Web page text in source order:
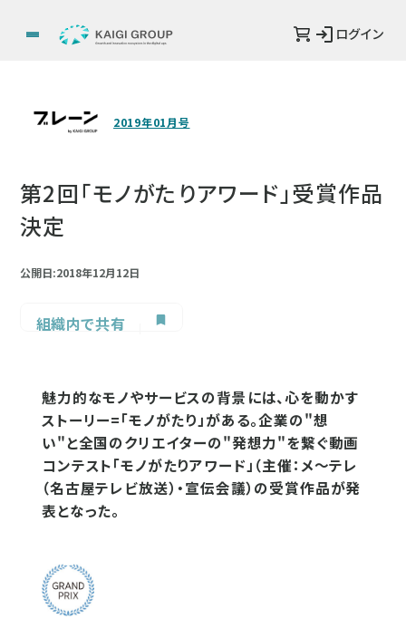
ログイン
2019年01月号
第2回「モノがたりアワード」受賞作品
決定
公開日:2018年12月12日
組織内で共有
魅力的なモノやサービスの背景には、心を動かす
ストーリー=「モノがたり」がある。企業の"想
い"と全国のクリエイターの"発想力"を繋ぐ動画
コンテスト「モノがたりアワード」（主催：メ～テレ
（名古屋テレビ放送）・宣伝会議）の受賞作品が発
表となった。